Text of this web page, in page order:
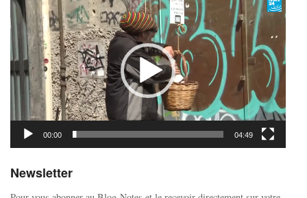
vidéo
00:00 04:49
Newsletter